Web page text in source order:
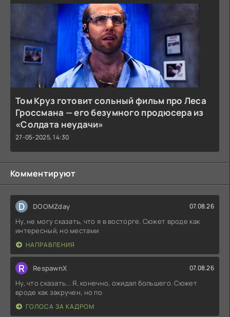
Том Круз готовит сольный фильм про Леса
Гроссмана — его безумного продюсера из
«Солдата неудачи»
27-05-2025, 14:30
Комментируют
D DOOMZday 07.08.26
Ну, не могу сказать, что я в восторге. Сюжет вроде как
интересный, но местами
НАПРАВЛЕНИЯ
R RespawnX 07.08.26
Ну, что сказать... Я, конечно, ожидал большего. Сюжет
вроде как закручен, но по
ГОЛОСА ЗА КАДРОМ